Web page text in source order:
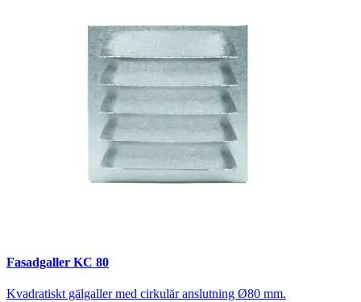
Fasadgaller KC 80
Kvadratiskt gälgaller med cirkulär anslutning Ø80 mm.